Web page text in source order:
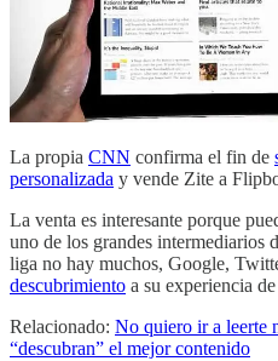
La propia CNN confirma el fin de
personalizada y vende Zite a
La venta es interesante porque
uno de los grandes intermediarios
liga no hay muchos, Google,
descubrimiento a su experiencia
Relacionado: No quiero ir a leerte
“descubran” el mejor contenido